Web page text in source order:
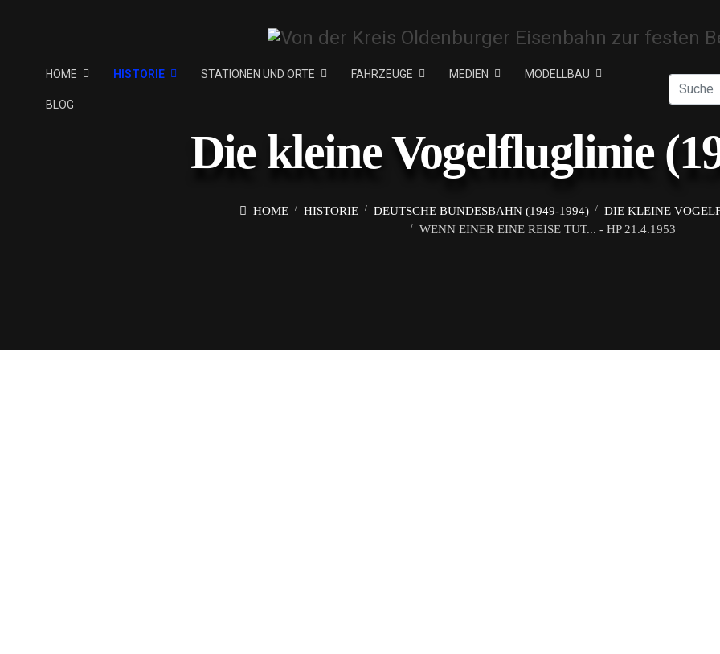
HOME HISTORIE STATIONEN UND ORTE FAHRZEUGE MEDIEN MODELLBAU
BLOG
Suchen
Die kleine Vogelfluglinie
HOME HISTORIE DEUTSCHE BUNDESBAHN (1949-1994)
DIE KLEINE
WENN EINER EINE REISE TUT... - HP 21.4.1953